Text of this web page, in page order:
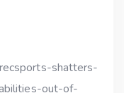
shatters-
out-of-